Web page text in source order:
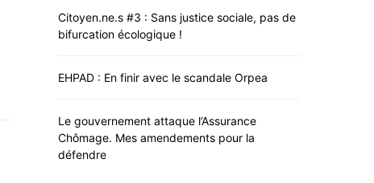
Citoyen.ne.s #3 : Sans justice sociale, pas de
bifurcation écologique !
EHPAD : En finir avec le scandale Orpea
Le gouvernement attaque l’Assurance
Chômage. Mes amendements pour la
défendre